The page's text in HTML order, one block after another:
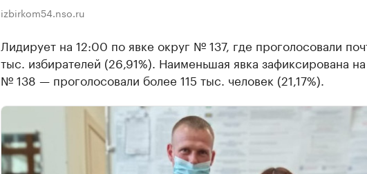
izbirkom54.nso.ru
Лидирует на 12:00 по явке округ № 137, где проголосовали
тыс. избирателей (26,91%). Наименьшая явка зафиксирована
№ 138 — проголосовали более 115 тыс. человек (21,17%).